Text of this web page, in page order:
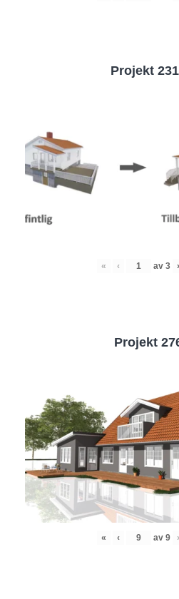
Projekt
« ‹ av 3 ›
Projekt
« ‹ av 9 ›